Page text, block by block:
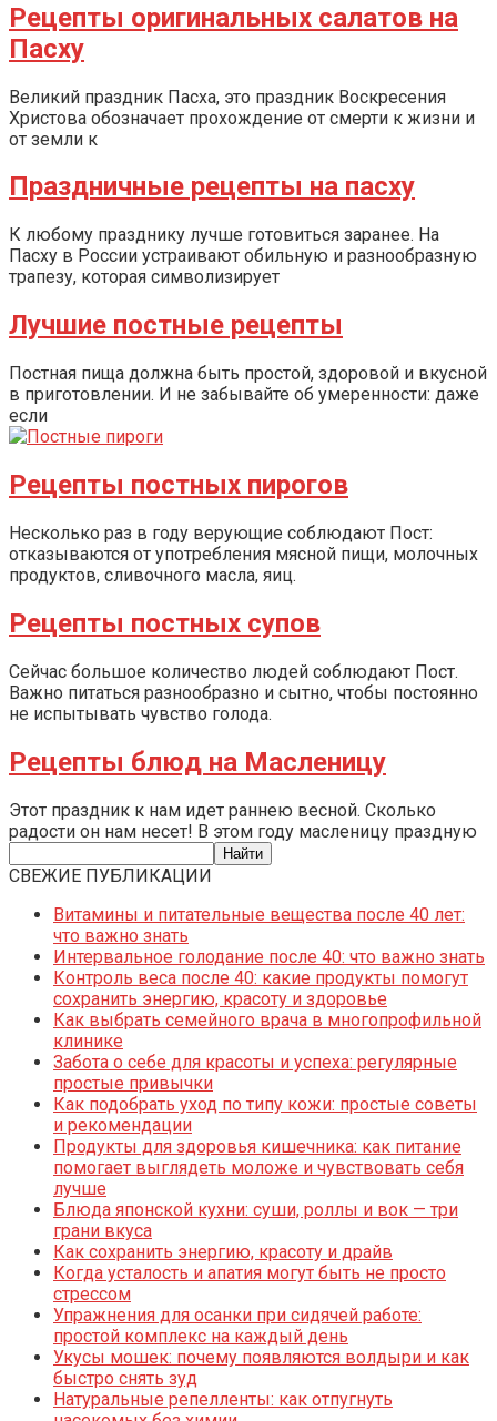
Рецепты оригинальных салатов на
Пасху
Великий праздник Пасха, это праздник Воскресения
Христова обозначает прохождение от смерти к жизни и
от земли к
Праздничные рецепты на пасху
К любому празднику лучше готовиться заранее. На
Пасху в России устраивают обильную и разнообразную
трапезу, которая символизирует
Лучшие постные рецепты
Постная пища должна быть простой, здоровой и вкусной
в приготовлении. И не забывайте об умеренности: даже
если
Рецепты постных пирогов
Несколько раз в году верующие соблюдают Пост:
отказываются от употребления мясной пищи, молочных
продуктов, сливочного масла, яиц.
Рецепты постных супов
Сейчас большое количество людей соблюдают Пост.
Важно питаться разнообразно и сытно, чтобы постоянно
не испытывать чувство голода.
Рецепты блюд на Масленицу
Этот праздник к нам идет раннею весной. Сколько
радости он нам несет! В этом году масленицу праздную
СВЕЖИЕ ПУБЛИКАЦИИ
Витамины и питательные вещества после 40 лет:
что важно знать
Интервальное голодание после 40: что важно знать
Контроль веса после 40: какие продукты помогут
сохранить энергию, красоту и здоровье
Как выбрать семейного врача в многопрофильной
клинике
Забота о себе для красоты и успеха: регулярные
простые привычки
Как подобрать уход по типу кожи: простые советы
и рекомендации
Продукты для здоровья кишечника: как питание
помогает выглядеть моложе и чувствовать себя
лучше
Блюда японской кухни: суши, роллы и вок — три
грани вкуса
Как сохранить энергию, красоту и драйв
Когда усталость и апатия могут быть не просто
стрессом
Упражнения для осанки при сидячей работе:
простой комплекс на каждый день
Укусы мошек: почему появляются волдыри и как
быстро снять зуд
Натуральные репелленты: как отпугнуть